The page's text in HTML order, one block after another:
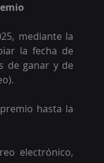
mediante la
la fecha de
de ganar y de
hasta la
electrónico,